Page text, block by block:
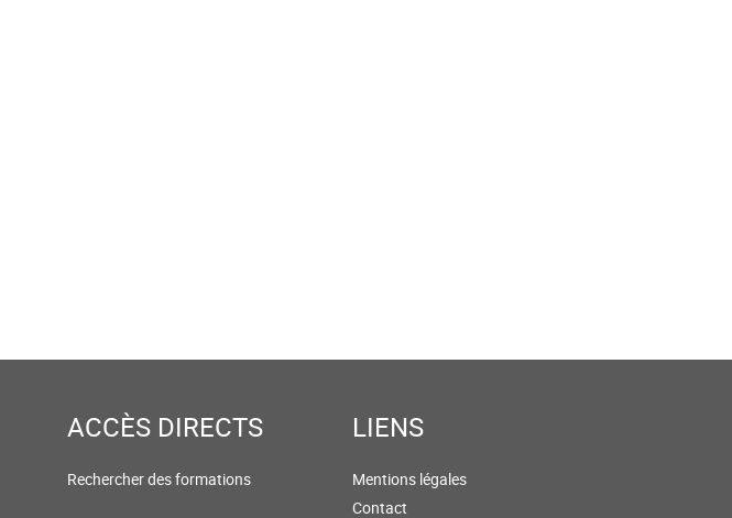
ACCÈS DIRECTS
Rechercher des formations
LIENS
Mentions légales
Contact